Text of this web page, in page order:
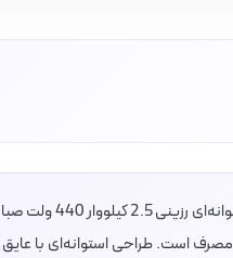
خازن سه فاز
است. طراحی استوانه‌ای با عایق